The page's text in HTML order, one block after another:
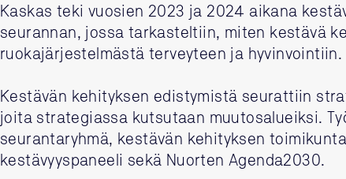
Kaskas teki vuosien 2023 ja 2024 aikana
seurannan, jossa tarkasteltiin, miten kestävä
ruokajärjestelmästä terveyteen ja hyvinvointiin.
Kestävän kehityksen edistymistä seurattiin
joita strategiassa kutsutaan muutosalueiksi.
seurantaryhmä, kestävän kehityksen
kestävyyspaneeli sekä Nuorten Agenda2030.